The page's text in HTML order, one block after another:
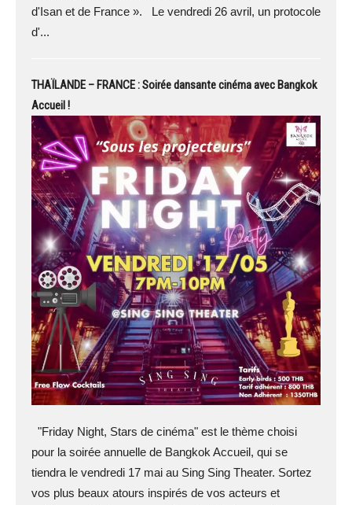
d'Isan et de France ». Le vendredi 26 avril, un protocole
d'...
THAÏLANDE – FRANCE : Soirée dansante cinéma avec Bangkok
Accueil !
"Friday Night, Stars de cinéma" est le thème choisi
pour la soirée annuelle de Bangkok Accueil, qui se
tiendra le vendredi 17 mai au Sing Sing Theater. Sortez
vos plus beaux atours inspirés de vos acteurs et